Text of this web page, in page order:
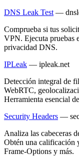
DNS Leak Test —
Comprueba si tus
VPN. Ejecuta pruebas
privacidad DNS.
IPLeak — ipleak.net
Detección integral de
WebRTC,
Herramienta esencial
Security Headers —
Analiza las cabeceras
Obtén una calificación
Frame-Options y más.